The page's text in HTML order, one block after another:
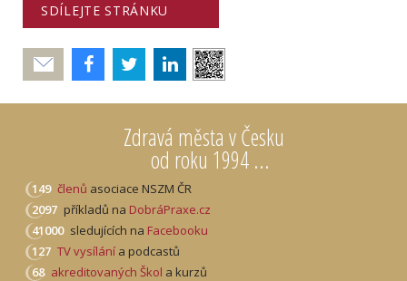
Zdravá města v Česku
od roku 1994 ...
149 členů asociace NSZM ČR
2097 příkladů na DobráPraxe.cz
41000 sledujících na Facebooku
127 TV vysílání a podcastů
68 akreditovaných Škol a kurzů
SDÍLEJTE STRÁNKU
Poslat